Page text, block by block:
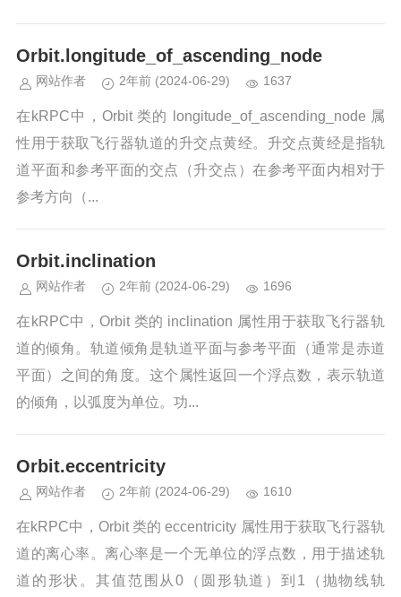
Orbit.longitude_of_ascending_node
网站作者 2年前 (2024-06-29) 1637
在kRPC中，Orbit 类的 longitude_of_ascending_node 属
性用于获取飞行器轨道的升交点黄经。升交点黄经是指轨
道平面和参考平面的交点（升交点）在参考平面内相对于
参考方向（...
Orbit.inclination
网站作者 2年前 (2024-06-29) 1696
在kRPC中，Orbit 类的 inclination 属性用于获取飞行器轨
道的倾角。轨道倾角是轨道平面与参考平面（通常是赤道
平面）之间的角度。这个属性返回一个浮点数，表示轨道
的倾角，以弧度为单位。功...
Orbit.eccentricity
网站作者 2年前 (2024-06-29) 1610
在kRPC中，Orbit 类的 eccentricity 属性用于获取飞行器轨
道的离心率。离心率是一个无单位的浮点数，用于描述轨
道的形状。其值范围从0（圆形轨道）到1（抛物线轨